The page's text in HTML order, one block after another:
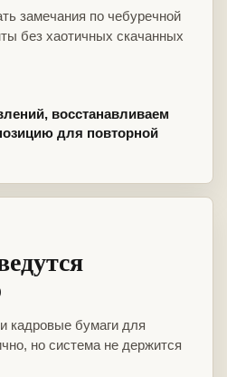
замечания по чебуречной
без хаотичных скачанных
восстанавливаем
для повторной
кадровые бумаги для
но система не держится